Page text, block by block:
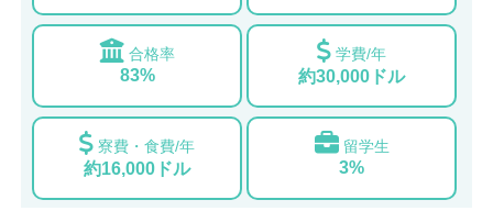
合格率
83%
学費/年
約30,000ドル
寮費・食費/年
約16,000ドル
留学生
3%